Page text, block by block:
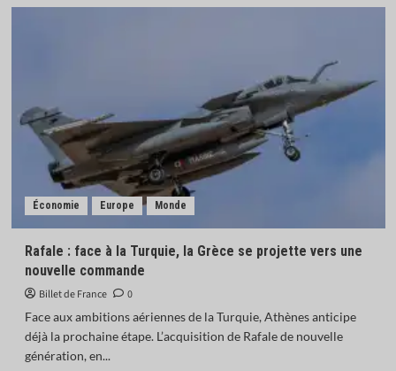
Économie Europe Monde
Rafale : face à la Turquie, la Grèce se projette vers une
nouvelle commande
Billet de France
0
Face aux ambitions aériennes de la Turquie, Athènes anticipe
déjà la prochaine étape. L’acquisition de Rafale de nouvelle
génération, en...